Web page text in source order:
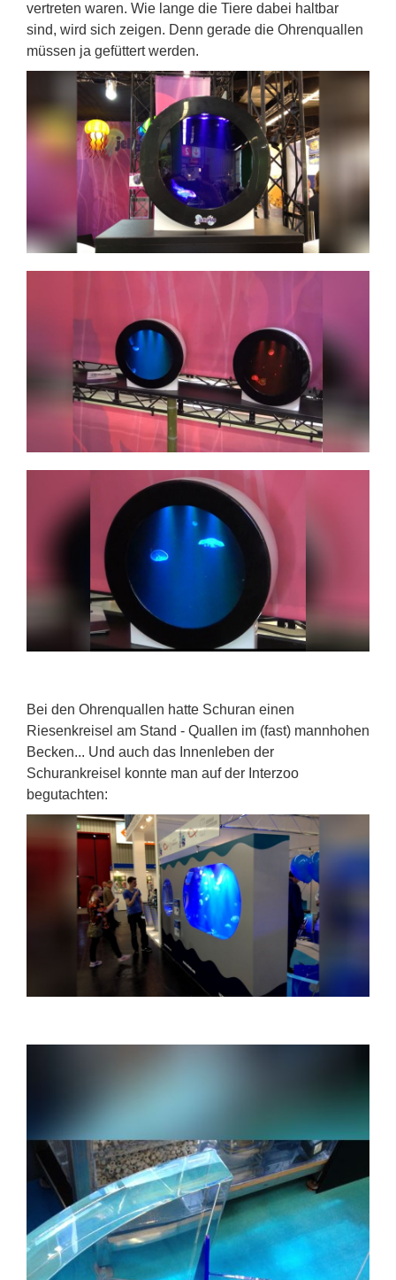
vertreten waren. Wie lange die Tiere dabei haltbar
sind, wird sich zeigen. Denn gerade die Ohrenquallen
müssen ja gefüttert werden.
Bei den Ohrenquallen hatte Schuran einen
Riesenkreisel am Stand - Quallen im (fast) mannhohen
Becken... Und auch das Innenleben der
Schurankreisel konnte man auf der Interzoo
begutachten: